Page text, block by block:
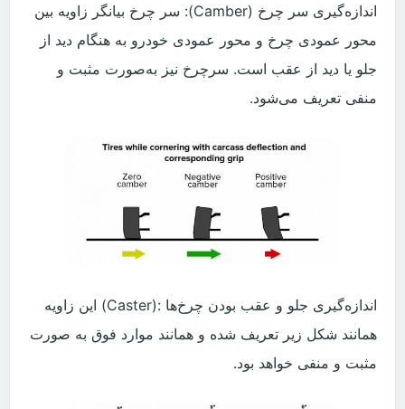
اندازه‌گیری سر چرخ (Camber): سر چرخ بیانگر زاویه بین
محور عمودی چرخ و محور عمودی خودرو به هنگام دید از
جلو یا دید از عقب است. سرچرخ نیز به‌صورت مثبت و
منفی تعریف می‌شود.
‬مثبت‭ ‬و‭ ‬منفی‭ ‬خواهد‭ ‬بود‭.‬